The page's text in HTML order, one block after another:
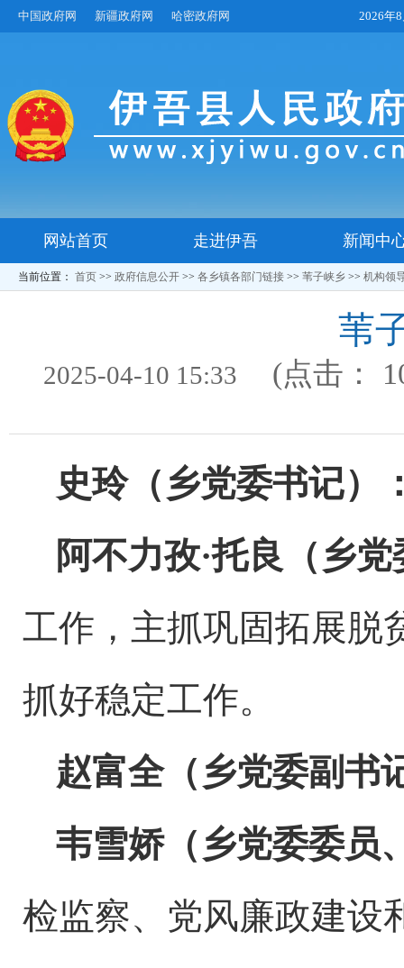
中国政府网 新疆政府网 哈密政府网 2026年
网站首页 走进伊吾 新闻中
当前位置： 首页 >> 政府信息公开 >> 各乡镇各部门链接 >> 苇子峡乡 >> 机构领
苇
2025-04-10 15:33 (点击：
史玲（乡党委书记）
阿不力孜·托良（乡
工作，主抓巩固拓展脱
抓好稳定工作。
赵富全（乡党委副书
韦雪娇（乡党委委员
检监察、党风廉政建设